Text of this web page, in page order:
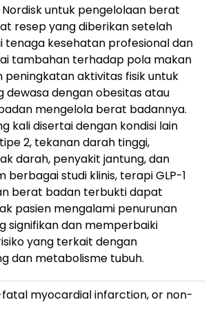
Nordisk untuk pengelolaan berat
resep yang diberikan setelah
tenaga kesehatan profesional dan
tambahan terhadap pola makan
peningkatan aktivitas fisik untuk
dewasa dengan obesitas atau
mengelola berat badannya.
kali disertai dengan kondisi lain
2, tekanan darah tinggi,
darah, penyakit jantung, dan
berbagai studi klinis, terapi GLP-1
berat badan terbukti dapat
pasien mengalami penurunan
signifikan dan memperbaiki
yang terkait dengan
dan metabolisme tubuh.
myocardial infarction, or non-